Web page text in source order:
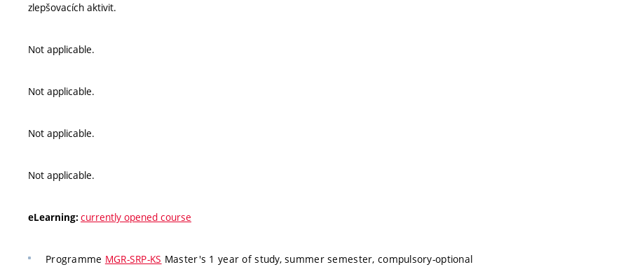
zlepšovacích aktivit.
Not applicable.
Not applicable.
Not applicable.
Not applicable.
eLearning: currently opened course
Programme MGR-SRP-KS Master's 1 year of study, summer semester, compulsory-optional